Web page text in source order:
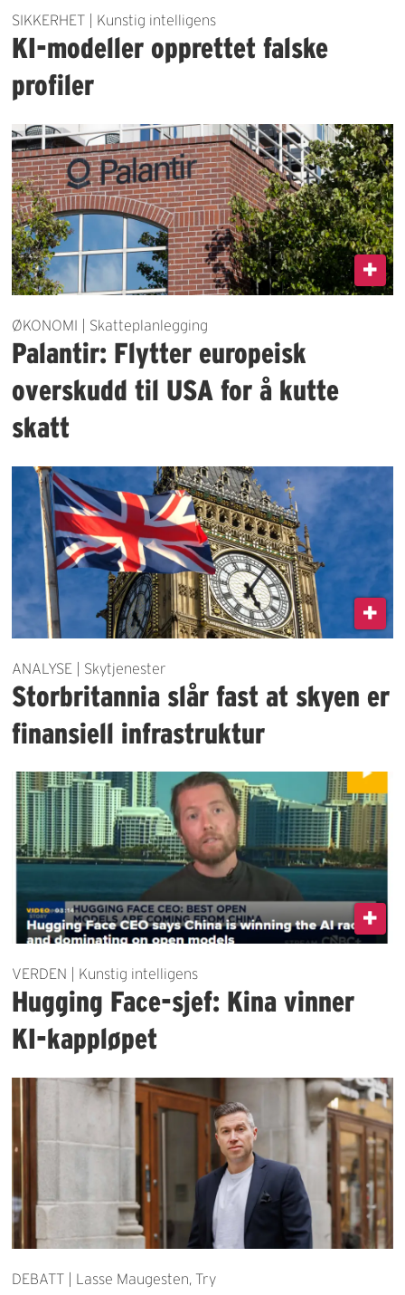
SIKKERHET | Kunstig intelligens
KI-modeller opprettet falske
profiler
ØKONOMI | Skatteplanlegging
Palantir: Flytter europeisk
overskudd til USA for å kutte
skatt
ANALYSE | Skytjenester
Storbritannia slår fast at skyen er
finansiell infrastruktur
VERDEN | Kunstig intelligens
Hugging Face-sjef: Kina vinner
KI-kappløpet
DEBATT | Lasse Maugesten, Try